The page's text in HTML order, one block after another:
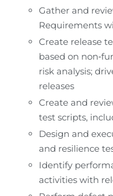
Gather and
Requirements
Create release
based on
risk analysis;
releases
Create and
test scripts,
Design and
and resilience
Identify
activities with